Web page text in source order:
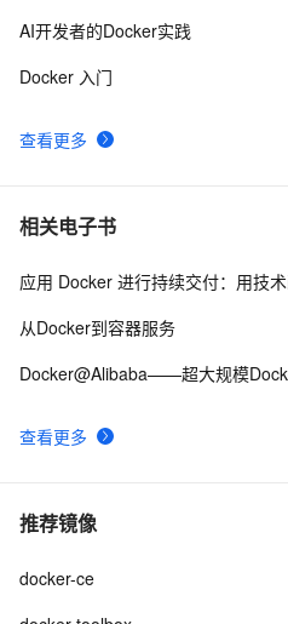
查看更多
AI开发者的Docker实践
Docker 入门
相关电子书
查看更多
应用 Docker 进行持续交付：用技
从Docker到容器服务
Docker@Alibaba——超大规模
推荐镜像
docker-ce